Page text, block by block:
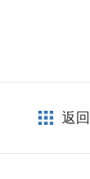
返